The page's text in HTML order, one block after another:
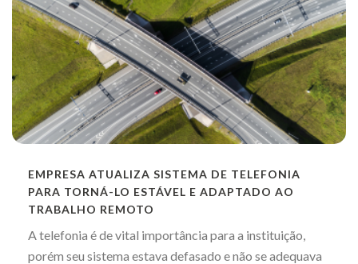
EMPRESA ATUALIZA SISTEMA DE TELEFONIA
PARA TORNÁ-LO ESTÁVEL E ADAPTADO AO
TRABALHO REMOTO
A telefonia é de vital importância para a instituição,
porém seu sistema estava defasado e não se adequava